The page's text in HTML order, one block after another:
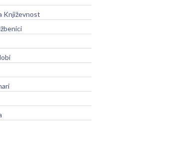
Književnost